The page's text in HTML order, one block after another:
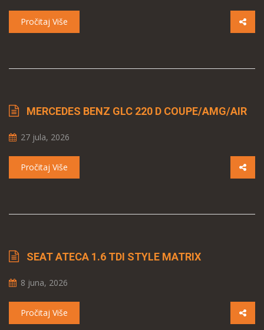
Pročitaj Više
MERCEDES BENZ GLC 220 D COUPE/AMG/AIR
27 jula, 2026
Pročitaj Više
SEAT ATECA 1.6 TDI STYLE MATRIX
8 juna, 2026
Pročitaj Više